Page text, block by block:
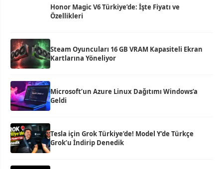
Honor Magic V6 Türkiye’de: İşte Fiyatı ve
Özellikleri
Steam Oyuncuları 16 GB VRAM Kapasiteli Ekran
Kartlarına Yöneliyor
Microsoft’un Azure Linux Dağıtımı Windows’a
Geldi
Tesla için Grok Türkiye’de! Model Y’de Türkçe
Grok’u İndirip Denedik